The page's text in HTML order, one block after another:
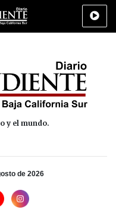
Deportes Cultura
y el mundo.
de 2026